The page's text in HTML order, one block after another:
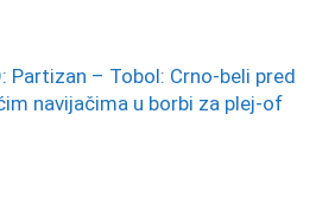
Partizan – Tobol: Crno-beli pred
navijačima u borbi za plej-of